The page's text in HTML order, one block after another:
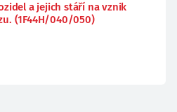
a jejich stáří na vznik
(1F44H/040/050)